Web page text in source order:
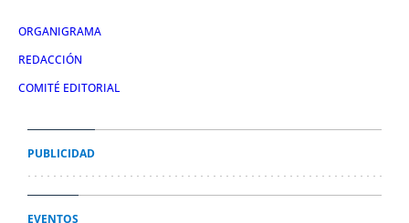
ORGANIGRAMA
REDACCIÓN
COMITÉ EDITORIAL
PUBLICIDAD
EVENTOS